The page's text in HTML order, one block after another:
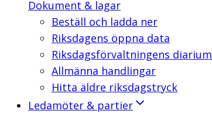
Dokument & lagar
Beställ och ladda ner
Riksdagens öppna data
Riksdagsförvaltningens diarium
Allmänna handlingar
Hitta äldre riksdagstryck
Ledamöter & partier